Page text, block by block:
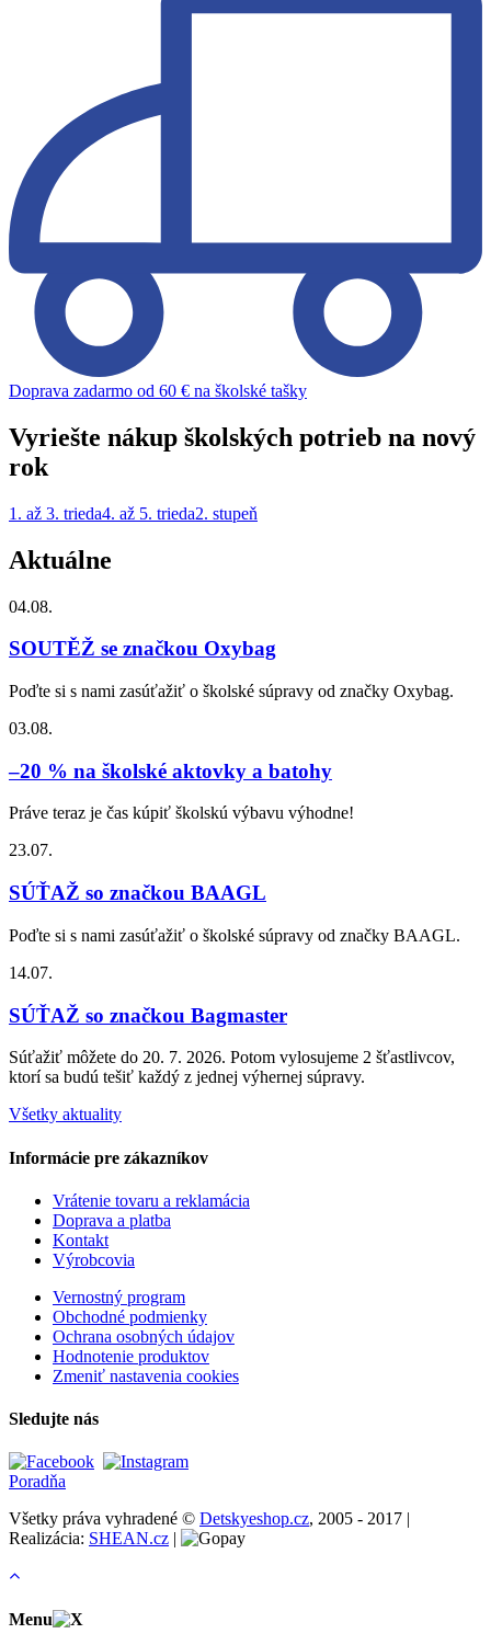
Doprava zadarmo od 60 € na školské tašky
Vyriešte nákup školských potrieb na nový
rok
1. až 3. trieda4. až 5. trieda2. stupeň
Aktuálne
04.08.
SOUTĚŽ se značkou Oxybag
Poďte si s nami zasúťažiť o školské súpravy od značky Oxybag.
03.08.
–20 % na školské aktovky a batohy
Práve teraz je čas kúpiť školskú výbavu výhodne!
23.07.
SÚŤAŽ so značkou BAAGL
Poďte si s nami zasúťažiť o školské súpravy od značky BAAGL.
14.07.
SÚŤAŽ so značkou Bagmaster
Súťažiť môžete do 20. 7. 2026. Potom vylosujeme 2 šťastlivcov,
ktorí sa budú tešiť každý z jednej výhernej súpravy.
Všetky aktuality
Informácie pre zákazníkov
Vrátenie tovaru a reklamácia
Doprava a platba
Kontakt
Výrobcovia
Vernostný program
Obchodné podmienky
Ochrana osobných údajov
Hodnotenie produktov
Zmeniť nastavenia cookies
Sledujte nás
Poradňa
Všetky práva vyhradené © Detskyeshop.cz, 2005 - 2017 |
Realizácia: SHEAN.cz |
Menu